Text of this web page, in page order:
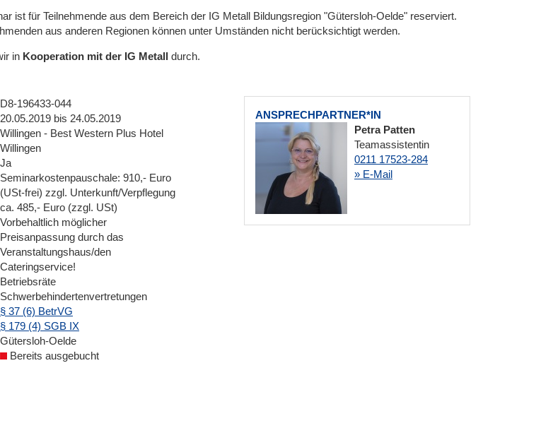
ist für Teilnehmende aus dem Bereich der IG Metall Bildungsregion "Gütersloh-Oelde" reserviert.
aus anderen Regionen können unter Umständen nicht berücksichtigt werden.
in Kooperation mit der IG Metall durch.
ANSPRECHPARTNER*IN
Petra Patten
Teamassistentin
0211 17523-284
» E-Mail
D8-196433-044
20.05.2019 bis 24.05.2019
Willingen - Best Western Plus Hotel
Willingen
Ja
Seminarkostenpauschale: 910,- Euro
(USt-frei) zzgl. Unterkunft/Verpflegung
ca. 485,- Euro (zzgl. USt)
Vorbehaltlich möglicher
Preisanpassung durch das
Veranstaltungshaus/den
Cateringservice!
Betriebsräte
Schwerbehindertenvertretungen
§ 37 (6) BetrVG
§ 179 (4) SGB IX
Gütersloh-Oelde
Bereits ausgebucht